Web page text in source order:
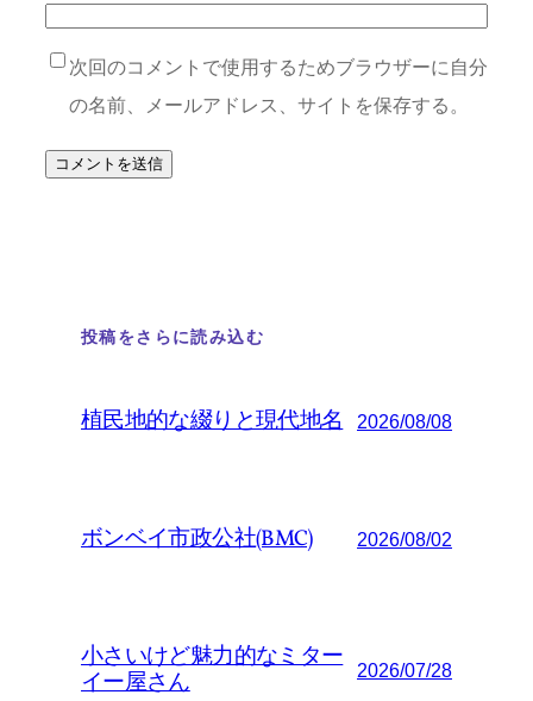
次回のコメントで使用するためブラウザーに自分
の名前、メールアドレス、サイトを保存する。
投稿をさらに読み込む
植民地的な綴りと現代地名 2026/08/08
ボンベイ市政公社(BMC) 2026/08/02
小さいけど魅力的なミター
イー屋さん
2026/07/28